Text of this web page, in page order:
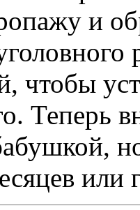
и
чтобы
Теперь
или